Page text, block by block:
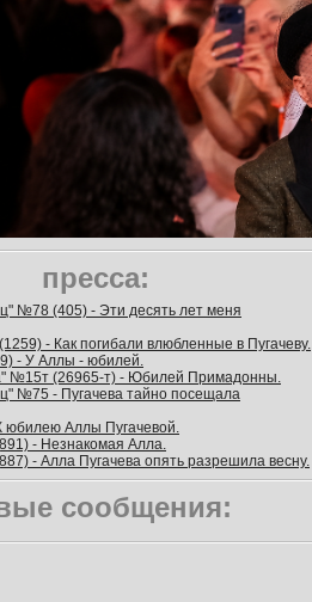
пресса:
№78 (405) - Эти десять лет меня
- Как погибали влюбленные в Пугачеву.
- У Аллы - юбилей.
№15т (26965-т) - Юбилей Примадонны.
№75 - Пугачева тайно посещала
Аллы Пугачевой.
- Незнакомая Алла.
- Алла Пугачева опять разрешила весну.
сообщения: